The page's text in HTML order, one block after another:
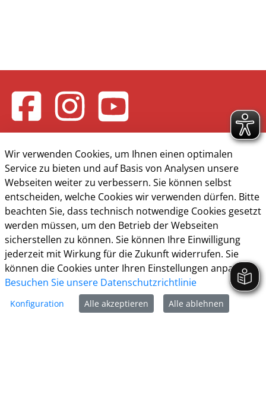
Kontakt & Öffnungzeiten
Presse
Impressum
Datenschutz
Barrierefreiheit
Cookie-Richtlinie
Wir verwenden Cookies, um Ihnen einen optimalen
Service zu bieten und auf Basis von Analysen unsere
Webseiten weiter zu verbessern. Sie können selbst
entscheiden, welche Cookies wir verwenden dürfen. Bitte
beachten Sie, dass technisch notwendige Cookies gesetzt
werden müssen, um den Betrieb der Webseiten
sicherstellen zu können. Sie können Ihre Einwilligung
jederzeit mit Wirkung für die Zukunft widerrufen. Sie
können die Cookies unter Ihren Einstellungen anpassen
Besuchen Sie unsere Datenschutzrichtlinie
Konfiguration Alle akzeptieren Alle ablehnen